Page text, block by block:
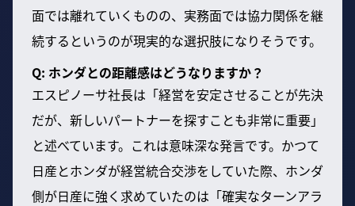
面では離れていくものの、実務面では協力関係を継
続するというのが現実的な選択肢になりそうです。
Q: ホンダとの距離感はどうなりますか？
エスピノーサ社長は「経営を安定させることが先決
だが、新しいパートナーを探すことも非常に重要」
と述べています。これは意味深な発言です。かつて
日産とホンダが経営統合交渉をしていた際、ホンダ
側が日産に強く求めていたのは「確実なターンアラ